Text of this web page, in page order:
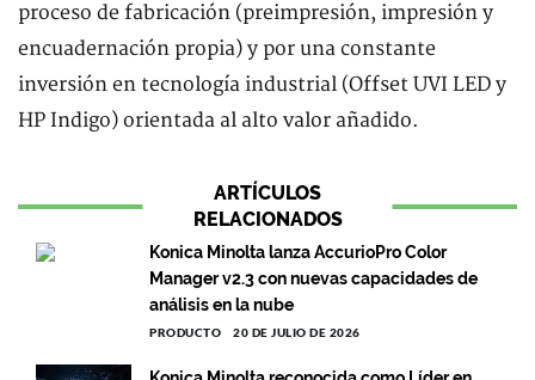
proceso de fabricación (preimpresión, impresión y
encuadernación propia) y por una constante
inversión en tecnología industrial (Offset UVI LED y
HP Indigo) orientada al alto valor añadido.
ARTÍCULOS
RELACIONADOS
Konica Minolta lanza AccurioPro Color
Manager v2.3 con nuevas capacidades de
análisis en la nube
PRODUCTO 20 DE JULIO DE 2026